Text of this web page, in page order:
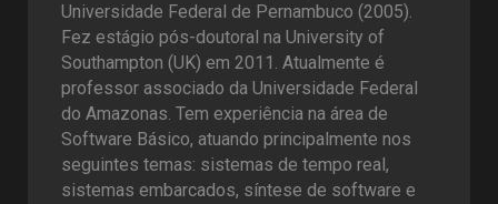
Universidade Federal de Pernambuco (2005).
Fez estágio pós-doutoral na University of
Southampton (UK) em 2011. Atualmente é
professor associado da Universidade Federal
do Amazonas. Tem experiência na área de
Software Básico, atuando principalmente nos
seguintes temas: sistemas de tempo real,
sistemas embarcados, síntese de software e